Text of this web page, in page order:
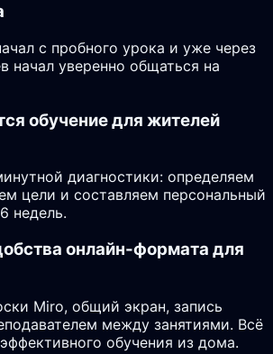
с пробного урока и уже через
начал уверенно общаться на
обучение для жителей
диагностики: определяем
цели и составляем персональный
недель.
онлайн-формата для
Miro, общий экран, запись
между занятиями. Всё
обучения из дома.